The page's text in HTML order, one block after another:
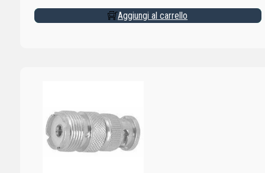
Aggiungi al carrello